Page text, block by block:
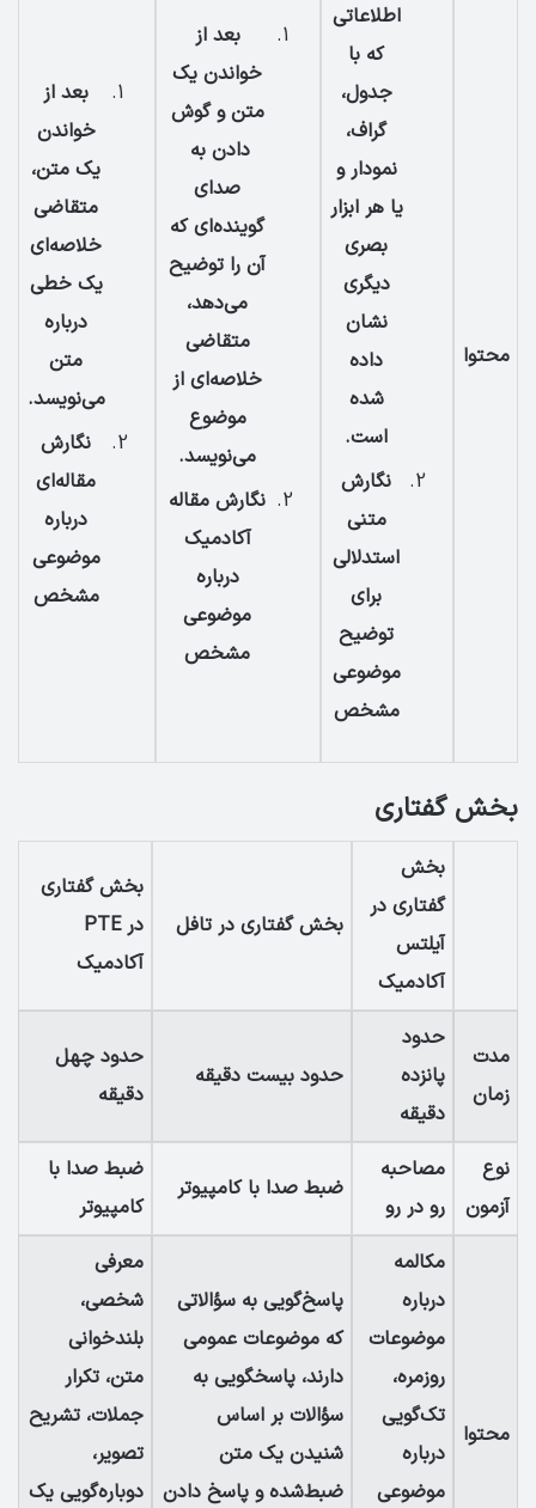
محتوا
اطلاعاتی
که با
جدول،
گراف،
نمودار و
یا هر ابزار
بصری
دیگری
نشان
داده
شده
است.
نگارش
متنی
استدلالی
برای
توضیح
موضوعی
مشخص
بعد از
خواندن یک
متن و گوش
دادن به
صدای
گوینده‌ای که
آن را توضیح
می‌دهد،
متقاضی
خلاصه‌ای از
موضوع
می‌نویسد.
نگارش مقاله
آکادمیک
درباره
موضوعی
مشخص
بعد از
خواندن
یک متن،
متقاضی
خلاصه‌ای
یک خطی
درباره
متن
می‌نویسد.
نگارش
مقاله‌ای
درباره
موضوعی
مشخص
بخش گفتاری
بخش
گفتاری در
آیلتس
آکادمیک
بخش گفتاری در تافل
بخش گفتاری
در PTE
آکادمیک
مدت
زمان
حدود
پانزده
دقیقه
حدود بیست دقیقه
حدود چهل
دقیقه
نوع
آزمون
مصاحبه
رو در رو
ضبط صدا با کامپیوتر
ضبط صدا با
کامپیوتر
محتوا
مکالمه
درباره
موضوعات
روزمره،
تک‌گویی
درباره
موضوعی
پاسخ‌گویی به سؤالاتی
که موضوعات عمومی
دارند، پاسخگویی به
سؤالات بر اساس
شنیدن یک متن
ضبط‌شده و پاسخ دادن
معرفی
شخصی،
بلندخوانی
متن، تکرار
جملات، تشریح
تصویر،
دوباره‌گویی یک